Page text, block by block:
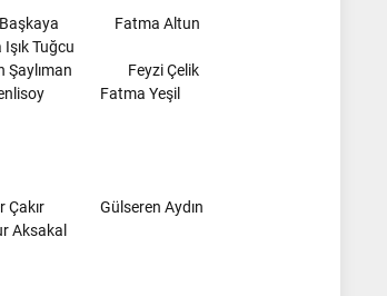
Fatma Altun
Tuğcu
Şaylıman
Feyzi Çelik
Fatma Yeşil
Çakır
Gülseren Aydın
Aksakal